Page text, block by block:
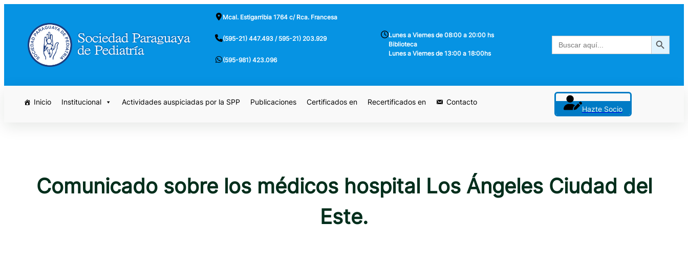
contenido
Mcal. Estigarribia 1764 c/ Rca. Francesa
(595-21) 447.493 / 595-21) 203.929
(595-981) 423.096
Lunes a Viernes de 08:00 a 20:00 hs
Biblioteca
Lunes a Viernes de 13:00 a 18:00hs
Buscar: Botón de búsqueda
Inicio Institucional Actividades auspiciadas por la SPP Publicaciones Certificados en Recertificados en
Contacto
Hazte Socio
Comunicado sobre los médicos hospital Los Ángeles Ciudad del
Este.